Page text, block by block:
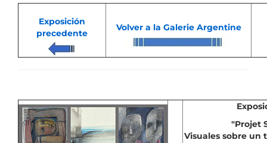
Exposición
precedente
Volver a la Galerie Argentine
E
"Projet
Visuales sobre un